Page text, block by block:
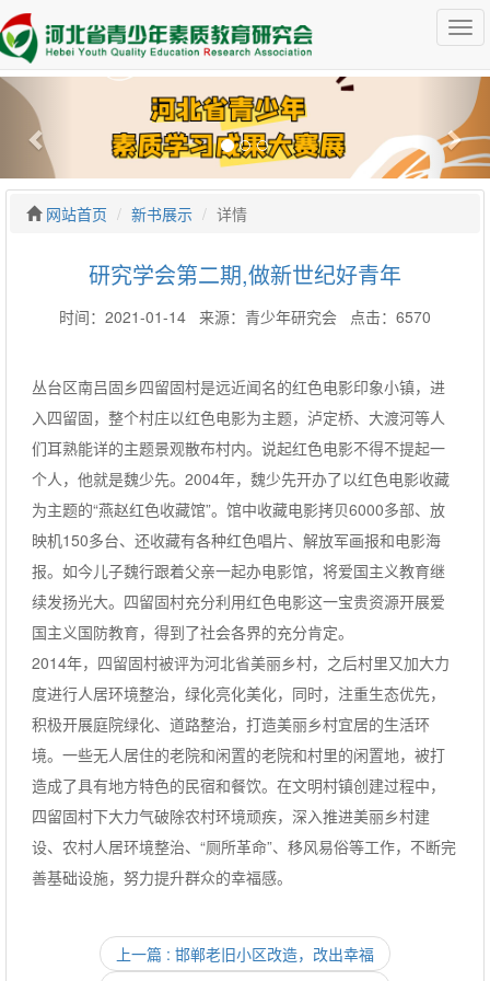
网站首页 新书展示 详情
研究学会第二期,做新世纪好青年
时间：2021-01-14 来源：青少年研究会 点击：6570
丛台区南吕固乡四留固村是远近闻名的红色电影印象小镇，进
入四留固，整个村庄以红色电影为主题，泸定桥、大渡河等人
们耳熟能详的主题景观散布村内。说起红色电影不得不提起一
个人，他就是魏少先。2004年，魏少先开办了以红色电影收藏
为主题的“燕赵红色收藏馆”。馆中收藏电影拷贝6000多部、放
映机150多台、还收藏有各种红色唱片、解放军画报和电影海
报。如今儿子魏行跟着父亲一起办电影馆，将爱国主义教育继
续发扬光大。四留固村充分利用红色电影这一宝贵资源开展爱
国主义国防教育，得到了社会各界的充分肯定。
2014年，四留固村被评为河北省美丽乡村，之后村里又加大力
度进行人居环境整治，绿化亮化美化，同时，注重生态优先，
积极开展庭院绿化、道路整治，打造美丽乡村宜居的生活环
境。一些无人居住的老院和闲置的老院和村里的闲置地，被打
造成了具有地方特色的民宿和餐饮。在文明村镇创建过程中，
四留固村下大力气破除农村环境顽疾，深入推进美丽乡村建
设、农村人居环境整治、“厕所革命”、移风易俗等工作，不断完
善基础设施，努力提升群众的幸福感。
上一篇 : 邯郸老旧小区改造，改出幸福